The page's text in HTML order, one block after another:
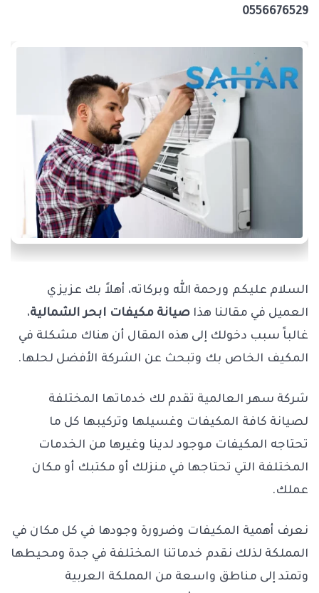
0556676529
السلام عليكم ورحمة الله وبركاته، أهلاً بك عزيزي
العميل في مقالنا هذا صيانة مكيفات ابحر الشمالية،
غالباً سبب دخولك إلى هذه المقال أن هناك مشكلة في
المكيف الخاص بك وتبحث عن الشركة الأفضل لحلها.
شركة سهر العالمية تقدم لك خدماتها المختلفة
لصيانة كافة المكيفات وغسيلها وتركيبها كل ما
تحتاجه المكيفات موجود لدينا وغيرها من الخدمات
المختلفة التي تحتاجها في منزلك أو مكتبك أو مكان
عملك.
نعرف أهمية المكيفات وضرورة وجودها في كل مكان في
المملكة لذلك نقدم خدماتنا المختلفة في جدة ومحيطها
وتمتد إلى مناطق واسعة من المملكة العربية